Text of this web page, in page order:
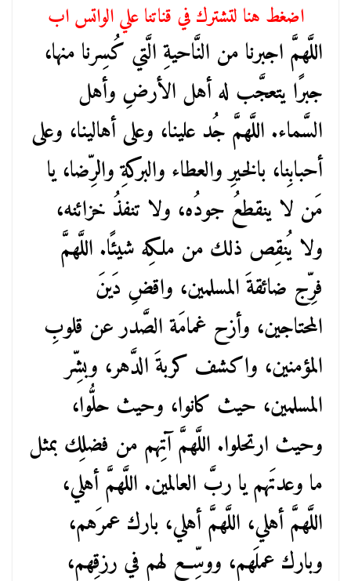
اضغط هنا لتشترك في قناتنا علي الواتس اب
اللَّهمَّ اجبرنا من النَّاحيةِ الَّتي كُسِرنا منها،
جبرًا يتعجَّب له أهل الأرضِ وأهل
السَّماء. اللَّهمَّ جُد علينا، وعلى أهالينا، وعلى
أحبابِنا، بالخيرِ والعطاء والبركةِ والرِّضا، يا
مَن لا ينقطعُ جودُه، ولا تنفذُ خزائنه،
ولا يُنقِص ذلك من ملكِه شيئًا. اللَّهمَّ
فرِّج ضائقةَ المسلمين، واقضِ دَينَ
المحتاجين، وأزح غمامَة الصَّدر عن قلوبِ
المؤمنين، واكشف كربةَ الدَّهر، وبشِّر
المسلمين، حيث كانوا، وحيث حلُّوا،
وحيث ارتحلوا. اللَّهمَّ آتِهم من فضلِك بمثل
ما وعدتَهم يا ربَّ العالمين. اللَّهمَّ أهلي،
اللَّهمَّ أهلي، اللَّهمَّ أهلي، بارك عمرَهم،
وبارك عملَهم، ووسِّع لهم في رزقِهم،